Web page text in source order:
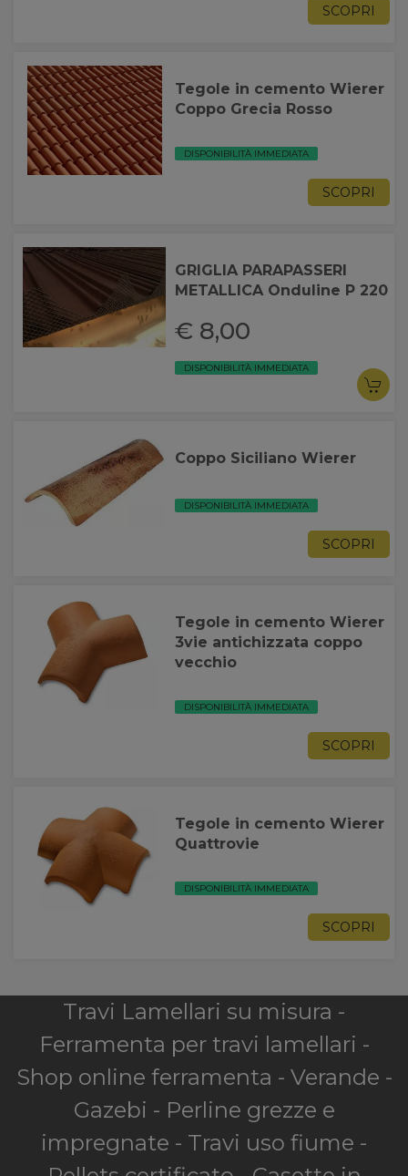
SCOPRI
Tegole in cemento Wierer
Coppo Grecia Rosso
DISPONIBILITÀ IMMEDIATA
SCOPRI
GRIGLIA PARAPASSERI
METALLICA Onduline P 220
€ 8,00
DISPONIBILITÀ IMMEDIATA
Coppo Siciliano Wierer
DISPONIBILITÀ IMMEDIATA
SCOPRI
Tegole in cemento Wierer
3vie antichizzata coppo
vecchio
DISPONIBILITÀ IMMEDIATA
SCOPRI
Tegole in cemento Wierer
Quattrovie
DISPONIBILITÀ IMMEDIATA
SCOPRI
Travi Lamellari su misura -
Ferramenta per travi lamellari -
Shop online ferramenta - Verande -
Gazebi - Perline grezze e
impregnate - Travi uso fiume -